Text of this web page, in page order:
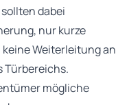
dabei
nur kurze
Weiterleitung an
Türbereichs.
mögliche